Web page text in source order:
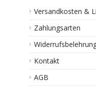
Versandkosten &
Zahlungsarten
Kontakt
AGB